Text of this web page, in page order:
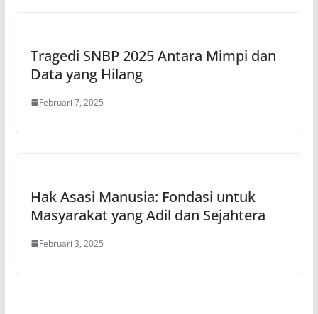
Tragedi SNBP 2025 Antara Mimpi dan
Data yang Hilang
Februari 7, 2025
Hak Asasi Manusia: Fondasi untuk
Masyarakat yang Adil dan Sejahtera
Februari 3, 2025